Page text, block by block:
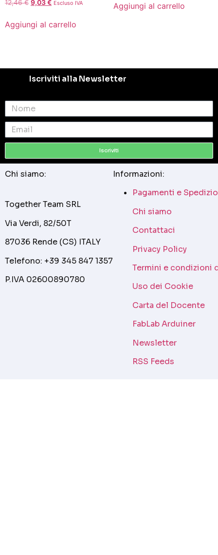
12,46€ 9,03€ Escluso IVA
Aggiungi al carrello
Aggiungi al carrello
Iscriviti alla Newsletter
Iscriviti
Chi siamo:
Together Team SRL
Via Verdi, 82/50T
87036 Rende (CS) ITALY
Telefono: +39 345 847 1357
P.IVA 02600890780
Informazioni:
Pagamenti e
Chi siamo
Contattaci
Privacy Policy
Termini e condizioni
Uso dei Cookie
Carta del Docente
FabLab Arduiner
Newsletter
RSS Feeds